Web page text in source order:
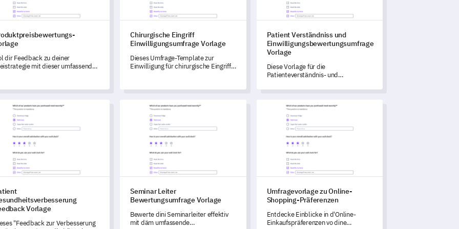
dir Feedback zu deiner
mit dieser umfassenden
Konsumenten zu verstehen.
Chirurgische Eingriff
Einwilligungsumfrage Vorlage
Dieses Umfrage-Template zur
Einwilligung für chirurgische Eingriffe
Einwilligungsprozess zu verstehen
verbessert werden müssen.
Patient Verständniss und
Einwilligungsbewertungsumfrage
Vorlage
Diese Vorlage für die
Patienteverständnis- und
es Ihnen, das Verständnis der
Gesundheitszustand und die
Behandlung zu beurteilen, um besser
informierte Einwilligungsprozesse zu
fördern.
Gesundheitsverbesserung Feedback Vorlage
Vorlage
"Feedback zur Verbesserung
Seminar Leiter Bewertungsumfrage Vorlage
Seminar Leiter
Bewertungsumfrage Vorlage
Bewerte dini Seminarleiter effektiv
mit däm umfassende
Umfragevorlage zu Online-Shopping-Präferenzen
Umfragevorlage zu Online-
Shopping-Präferenzen
Entdecke Einblicke in d'Online-
Einkaufspräferenzen vo dine